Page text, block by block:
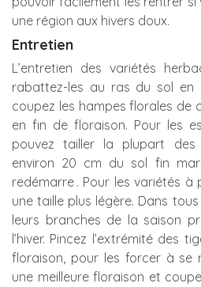
une région aux hivers doux.
Entretien
L’entretien des variétés
rabattez-les au ras du sol en
coupez les hampes florales de
en fin de floraison. Pour les
pouvez tailler la plupart
environ 20 cm du sol fin
redémarre . Pour les variétés à
une taille plus légère. Dans
leurs branches de la saison
l’hiver. Pincez l’extrémité des
floraison, pour les forcer à se
une meilleure floraison et